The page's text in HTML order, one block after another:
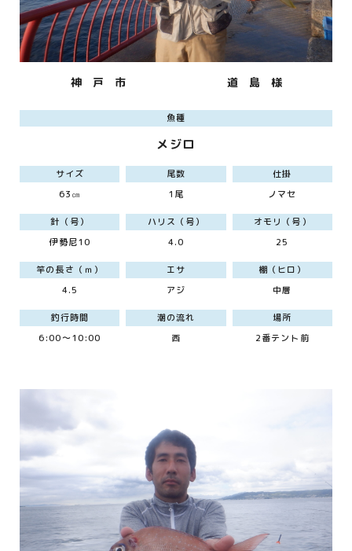
神 戸 市 道 島 様
魚種
メジロ
サイズ
63㎝
尾数
1尾
仕掛
ノマセ
針（号）
伊勢尼10
ハリス（号）
4.0
オモリ（号）
25
竿の長さ（ｍ）
4.5
エサ
アジ
棚（ヒロ）
中層
釣行時間
6:00～10:00
潮の流れ
西
場所
2番テント前